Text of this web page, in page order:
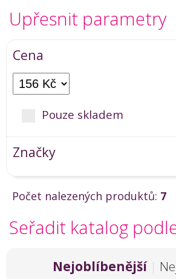
Upřesnit parametry
Cena
Pouze skladem
Značky
Počet nalezených produktů: 7
Seřadit katalog
Nejoblíbenější |